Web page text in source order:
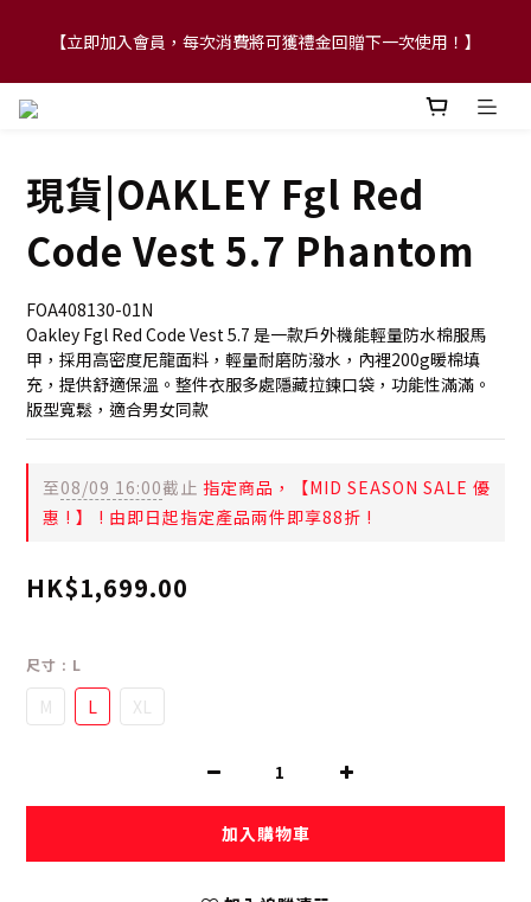
【FLASH SALE 兩件指定現貨產品即享88折】
【立即加入會員，每次消費將可獲禮金回贈下一次使用！】
【FLASH SALE 兩件指定現貨產品即享88折】
現貨|OAKLEY Fgl Red
Code Vest 5.7 Phantom
FOA408130-01N
Oakley Fgl Red Code Vest 5.7 是一款戶外機能輕量防水棉服馬
甲，採用高密度尼龍面料，輕量耐磨防潑水，內裡200g暖棉填
充，提供舒適保溫。整件衣服多處隱藏拉鍊口袋，功能性滿滿。
版型寬鬆，適合男女同款
至08/09 16:00截止 指定商品，【MID SEASON SALE 優
惠 ! 】 ! 由即日起指定產品兩件即享88折 !
HK$1,699.00
尺寸 : L
M L XL
加入購物車